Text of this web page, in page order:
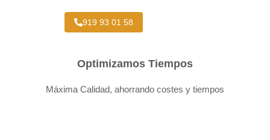
919 93 01 58
Optimizamos Tiempos
Máxima Calidad, ahorrando costes y tiempos